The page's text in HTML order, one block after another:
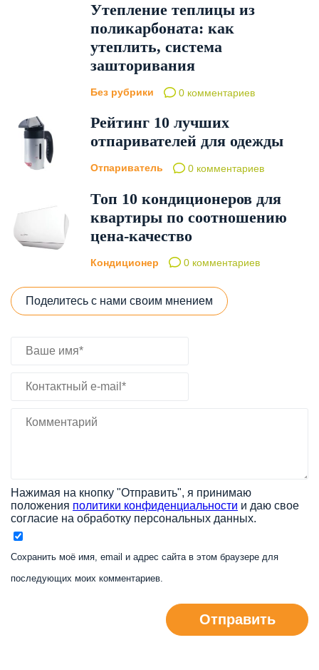
Утепление теплицы из
поликарбоната: как
утеплить, система
зашторивания
Без рубрики 0 комментариев
Рейтинг 10 лучших
отпаривателей для одежды
Отпариватель 0 комментариев
Топ 10 кондиционеров для
квартиры по соотношению
цена-качество
Кондиционер 0 комментариев
Поделитесь с нами своим мнением
Нажимая на кнопку "Отправить", я принимаю
положения политики конфиденциальности и даю свое
согласие на обработку персональных данных.
Сохранить моё имя, email и адрес сайта в этом браузере для
последующих моих комментариев.
Отправить